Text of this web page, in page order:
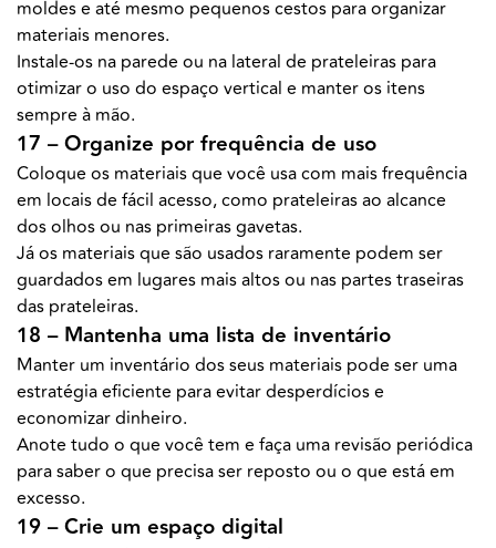
moldes e até mesmo pequenos cestos para organizar
materiais menores.
Instale-os na parede ou na lateral de prateleiras para
otimizar o uso do espaço vertical e manter os itens
sempre à mão.
17 – Organize por frequência de uso
Coloque os materiais que você usa com mais frequência
em locais de fácil acesso, como prateleiras ao alcance
dos olhos ou nas primeiras gavetas.
Já os materiais que são usados raramente podem ser
guardados em lugares mais altos ou nas partes traseiras
das prateleiras.
18 – Mantenha uma lista de inventário
Manter um inventário dos seus materiais pode ser uma
estratégia eficiente para evitar desperdícios e
economizar dinheiro.
Anote tudo o que você tem e faça uma revisão periódica
para saber o que precisa ser reposto ou o que está em
excesso.
19 – Crie um espaço digital